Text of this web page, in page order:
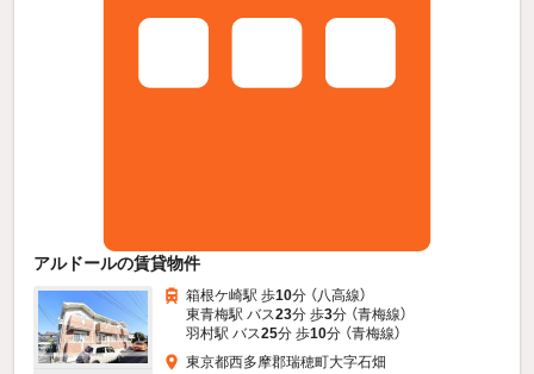
アルドールの賃貸物件
箱根ケ崎駅 歩10分 （八高線）
東青梅駅 バス23分 歩3分 （青梅線）
羽村駅 バス25分 歩10分 （青梅線）
東京都西多摩郡瑞穂町大字石畑